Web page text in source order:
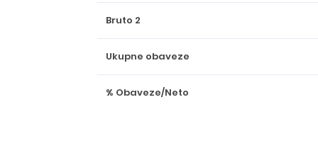
Bruto 2
Ukupne obaveze
% Obaveze/Neto